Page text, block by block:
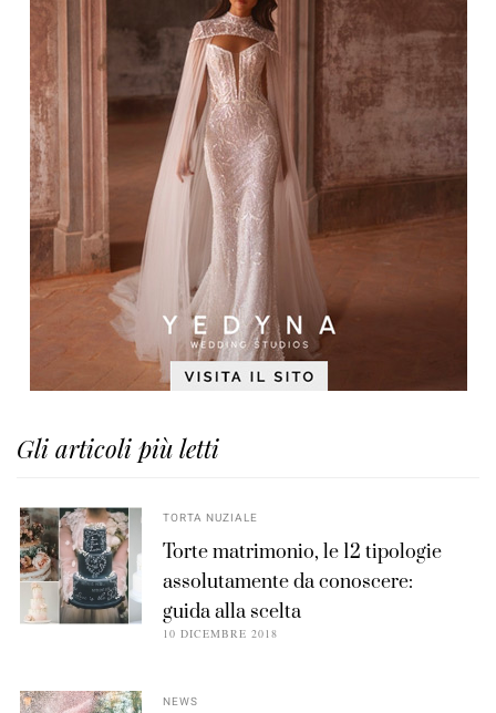
Gli articoli più letti
TORTA NUZIALE
Torte matrimonio, le 12 tipologie
assolutamente da conoscere:
guida alla scelta
10 DICEMBRE 2018
NEWS